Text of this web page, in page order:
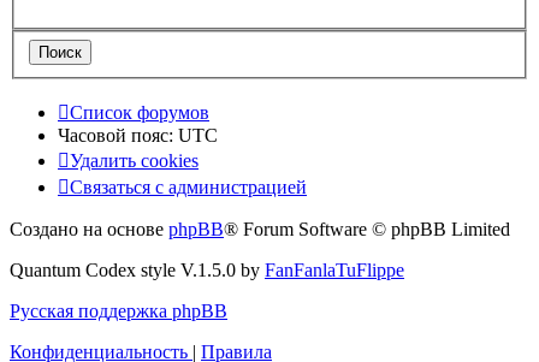
Список форумов
Часовой пояс: UTC
Удалить cookies
Связаться с администрацией
Создано на основе phpBB® Forum Software © phpBB Limited
Quantum Codex style V.1.5.0 by FanFanlaTuFlippe
Русская поддержка phpBB
Конфиденциальность | Правила